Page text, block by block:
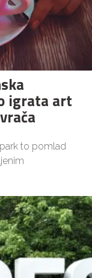
igrata art
to pomlad